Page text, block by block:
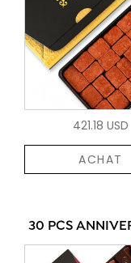
421.18 USD
ACHAT
30 PCS